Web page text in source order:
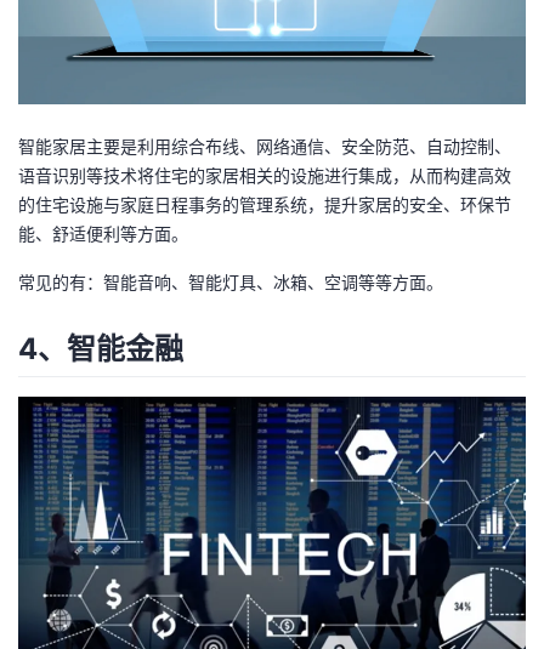
智能家居主要是利用综合布线、网络通信、安全防范、自动控制、
语音识别等技术将住宅的家居相关的设施进行集成，从而构建高效
的住宅设施与家庭日程事务的管理系统，提升家居的安全、环保节
能、舒适便利等方面。
常见的有：智能音响、智能灯具、冰箱、空调等等方面。
4、智能金融